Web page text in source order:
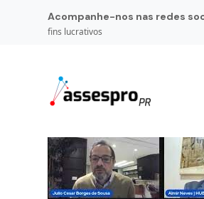
Acompanhe-nos nas redes
fins lucrativos